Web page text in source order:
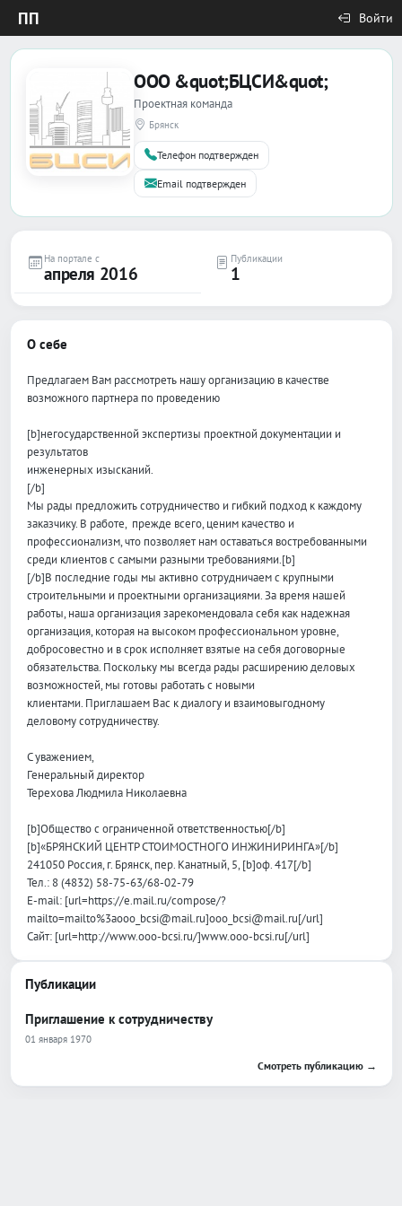
ПП Войти
ООО &quot;БЦСИ&quot;
Проектная команда
Брянск
Телефон подтвержден
Email подтвержден
На портале с
апреля 2016
Публикации
1
О себе
Предлагаем Вам рассмотреть нашу организацию в качестве
возможного партнера по проведению
[b]негосударственной экспертизы проектной документации и
результатов
инженерных изысканий.
[/b]
Мы рады предложить сотрудничество и гибкий подход к каждому
заказчику. В работе, прежде всего, ценим качество и
профессионализм, что позволяет нам оставаться востребованными
среди клиентов с самыми разными требованиями.[b]
[/b]В последние годы мы активно сотрудничаем с крупными
строительными и проектными организациями. За время нашей
работы, наша организация зарекомендовала себя как надежная
организация, которая на высоком профессиональном уровне,
добросовестно и в срок исполняет взятые на себя договорные
обязательства. Поскольку мы всегда рады расширению деловых
возможностей, мы готовы работать с новыми
клиентами. Приглашаем Вас к диалогу и взаимовыгодному
деловому сотрудничеству.
С уважением,
Генеральный директор
Терехова Людмила Николаевна
[b]Общество с ограниченной ответственностью[/b]
[b]«БРЯНСКИЙ ЦЕНТР СТОИМОСТНОГО ИНЖИНИРИНГА»[/b]
241050 Россия, г. Брянск, пер. Канатный, 5, [b]оф. 417[/b]
Тел.: 8 (4832) 58-75-63/68-02-79
E-mail: [url=https://e.mail.ru/compose/?
mailto=mailto%3aooo_bcsi@mail.ru]ooo_bcsi@mail.ru[/url]
Сайт: [url=http://www.ooo-bcsi.ru/]www.ooo-bcsi.ru[/url]
Публикации
Приглашение к сотрудничеству
01 января 1970
Смотреть публикацию →